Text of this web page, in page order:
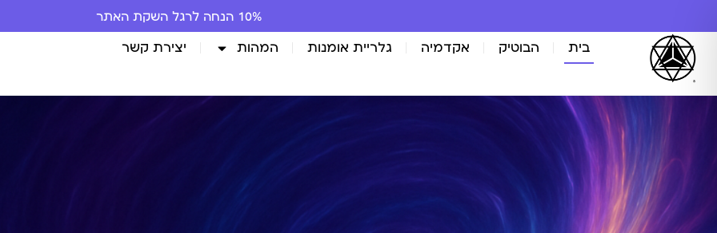
10% הנחה לרגל השקת האתר
בית הבוטיק אקדמיה גלריית אומנות המהות יצירת קשר